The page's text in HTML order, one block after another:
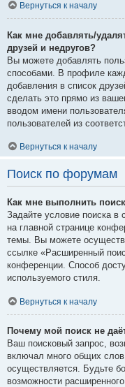
Вернуться к началу
Как мне добавлять/
друзей и недругов?
Вы можете добавлять
способами. В профиле
добавления в список
сделать это прямо из
вводом имени
пользователей из
Вернуться к началу
Поиск по форумам
Как мне выполнить
Задайте условие поиска
на главной странице
темы. Вы можете
ссылке «Расширенный
конференции. Способ
используемого стиля.
Вернуться к началу
Почему мой поиск не
Ваш поисковый запрос,
включал много общих
осуществляется. Будьте
возможности расширенного